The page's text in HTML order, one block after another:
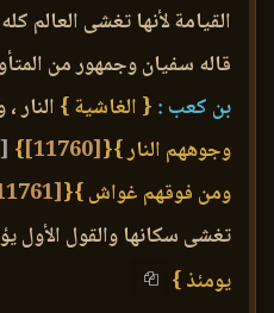
القيامة لأنها تغشى العالم
قاله سفيان وجمهور من
بن كعب : { الغاشية } النار
وجوههم النار }{
[11760]
}
[
ومن فوقهم غواش }{
[11761]
تغشى سكانها والقول الأول
يومئذ }